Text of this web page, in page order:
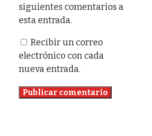
siguientes comentarios a
esta entrada.
Recibir un correo
electrónico con cada
nueva entrada.